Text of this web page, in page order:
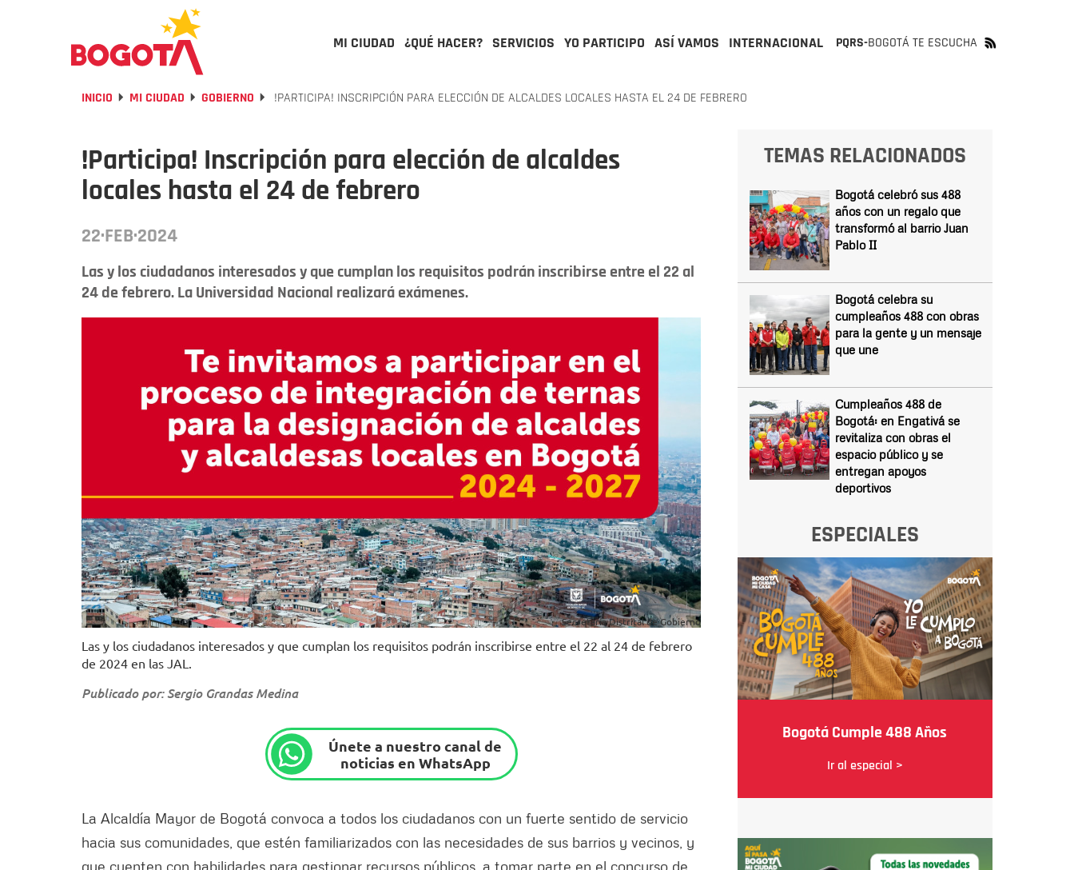
MI CIUDAD ¿QUÉ HACER? SERVICIOS YO PARTICIPO ASÍ VAMOS INTERNACIONAL PQRS-BOGOTÁ TE ESCUCHA
INICIO MI CIUDAD GOBIERNO !PARTICIPA! INSCRIPCIÓN PARA ELECCIÓN DE ALCALDES LOCALES HASTA EL 24 DE FEBRERO
!Participa! Inscripción para elección de alcaldes
locales hasta el 24 de febrero
22·FEB·2024
Las y los ciudadanos interesados y que cumplan los requisitos podrán inscribirse entre el 22 al
24 de febrero. La Universidad Nacional realizará exámenes.
Secretaría Distrital de Gobierno
Las y los ciudadanos interesados y que cumplan los requisitos podrán inscribirse entre el 22 al 24 de febrero
de 2024 en las JAL.
Publicado por: Sergio Grandas Medina
Únete a nuestro canal de
noticias en WhatsApp
La Alcaldía Mayor de Bogotá convoca a todos los ciudadanos con un fuerte sentido de servicio
hacia sus comunidades, que estén familiarizados con las necesidades de sus barrios y vecinos, y
que cuenten con habilidades para gestionar recursos públicos, a tomar parte en el concurso de
TEMAS RELACIONADOS
Bogotá celebró sus 488
años con un regalo que
transformó al barrio Juan
Pablo II
Bogotá celebra su
cumpleaños 488 con obras
para la gente y un mensaje
que une
Cumpleaños 488 de
Bogotá: en Engativá se
revitaliza con obras el
espacio público y se
entregan apoyos
deportivos
ESPECIALES
Bogotá Cumple 488 Años
Ir al especial >